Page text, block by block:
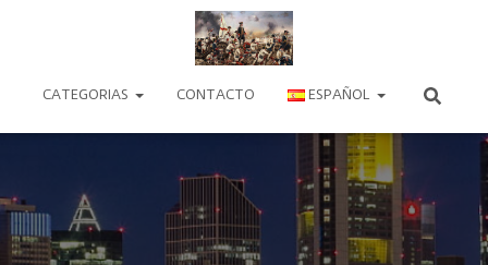
CATEGORIAS CONTACTO ESPAÑOL